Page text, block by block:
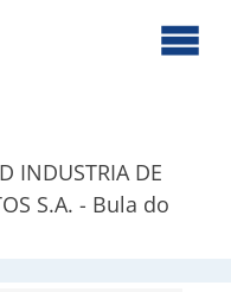
INDUSTRIA DE
S.A. - Bula do